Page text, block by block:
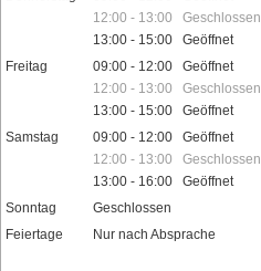
12:00 - 13:00 Geschlossen
13:00 - 15:00 Geöffnet
Freitag
09:00 - 12:00 Geöffnet
12:00 - 13:00 Geschlossen
13:00 - 15:00 Geöffnet
Samstag
09:00 - 12:00 Geöffnet
12:00 - 13:00 Geschlossen
13:00 - 16:00 Geöffnet
Sonntag
Geschlossen
Feiertage
Nur nach Absprache